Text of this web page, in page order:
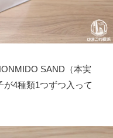
SAND（本実
4種類1つずつ入って